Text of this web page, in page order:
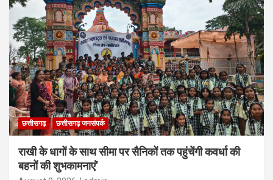
छत्तीसगढ़ छत्तीसगढ़ जनसंपर्क
राखी के धागों के साथ सीमा पर सैनिकों तक पहुंचेंगी कवर्धा की
बहनों की शुभकामनाएं’